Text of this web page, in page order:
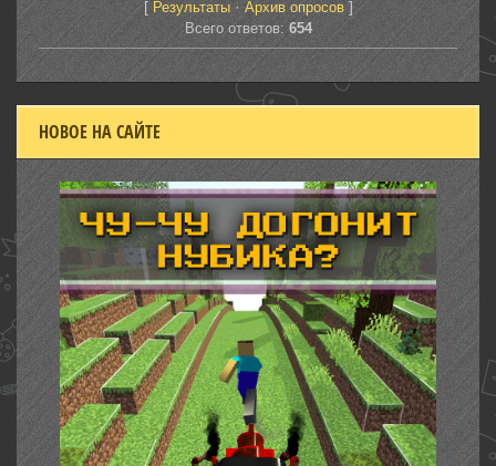
[ Результаты· Архив опросов]
Всего ответов: 654
НОВОЕ НА САЙТЕ